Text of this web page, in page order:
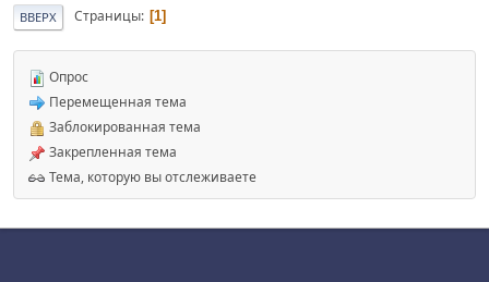
ВВЕРХ Страницы 1
Опрос
Перемещенная тема
Заблокированная тема
Закрепленная тема
Тема, которую вы отслеживаете